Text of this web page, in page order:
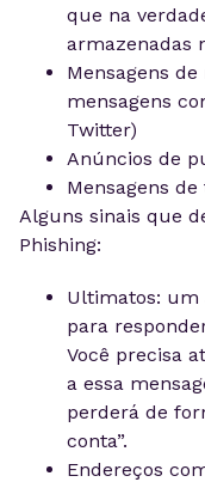
que na
armazenadas
Mensagens
mensagens
Twitter)
Anúncios de
Mensagens de
Alguns sinais que
Phishing:
Ultimatos: um
para
Você precisa
a essa
perderá de
conta”.
Endereços